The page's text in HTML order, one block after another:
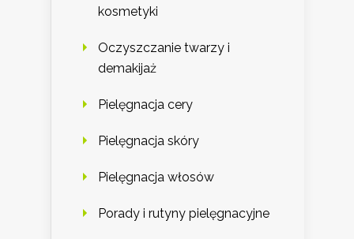
kosmetyki
Oczyszczanie twarzy i
demakijaż
Pielęgnacja cery
Pielęgnacja skóry
Pielęgnacja włosów
Porady i rutyny pielęgnacyjne